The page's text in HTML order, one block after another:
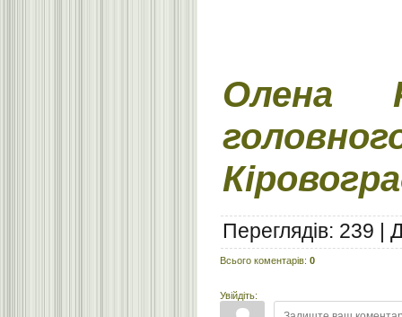
Олена
Переглядів: 239 |
Всього коментарів: 0
Увійдіть: